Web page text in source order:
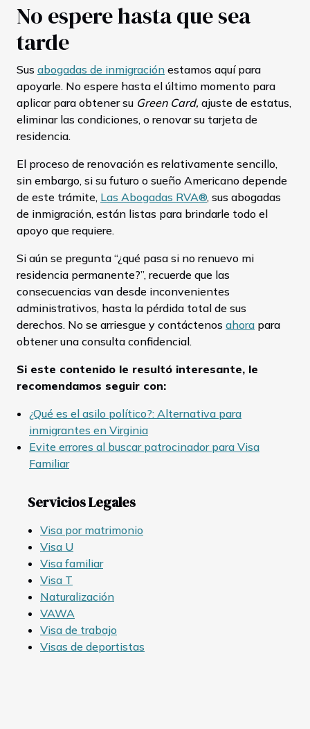
No espere hasta que sea
tarde
Sus abogadas de inmigración estamos aquí para
apoyarle. No espere hasta el último momento para
aplicar para obtener su Green Card, ajuste de estatus,
eliminar las condiciones, o renovar su tarjeta de
residencia.
El proceso de renovación es relativamente sencillo,
sin embargo, si su futuro o sueño Americano depende
de este trámite, Las Abogadas RVA®, sus abogadas
de inmigración, están listas para brindarle todo el
apoyo que requiere.
Si aún se pregunta “¿qué pasa si no renuevo mi
residencia permanente?”, recuerde que las
consecuencias van desde inconvenientes
administrativos, hasta la pérdida total de sus
derechos. No se arriesgue y contáctenos ahora para
obtener una consulta confidencial.
Si este contenido le resultó interesante, le
recomendamos seguir con:
¿Qué es el asilo político?: Alternativa para
inmigrantes en Virginia
Evite errores al buscar patrocinador para Visa
Familiar
Servicios Legales
Visa por matrimonio
Visa U
Visa familiar
Visa T
Naturalización
VAWA
Visa de trabajo
Visas de deportistas